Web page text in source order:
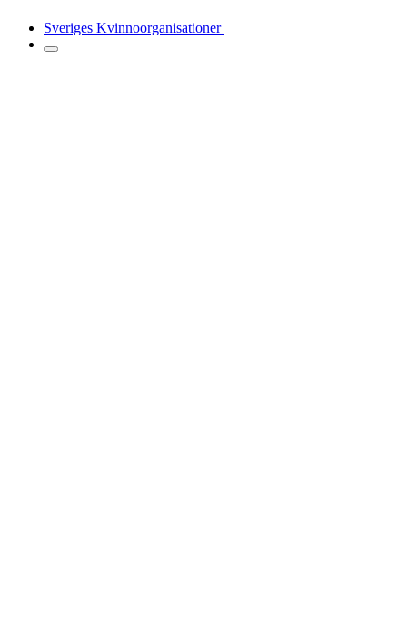
Sveriges Kvinnoorganisationer